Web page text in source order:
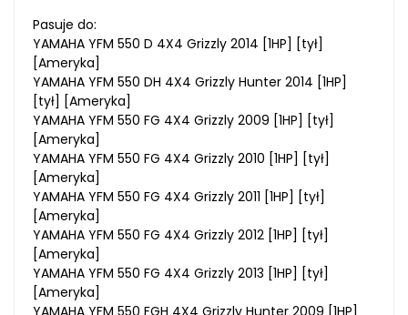
Pasuje do:
YAMAHA YFM 550 D 4X4 Grizzly 2014 [1HP] [tył]
[Ameryka]
YAMAHA YFM 550 DH 4X4 Grizzly Hunter 2014 [1HP]
[tył] [Ameryka]
YAMAHA YFM 550 FG 4X4 Grizzly 2009 [1HP] [tył]
[Ameryka]
YAMAHA YFM 550 FG 4X4 Grizzly 2010 [1HP] [tył]
[Ameryka]
YAMAHA YFM 550 FG 4X4 Grizzly 2011 [1HP] [tył]
[Ameryka]
YAMAHA YFM 550 FG 4X4 Grizzly 2012 [1HP] [tył]
[Ameryka]
YAMAHA YFM 550 FG 4X4 Grizzly 2013 [1HP] [tył]
[Ameryka]
YAMAHA YFM 550 FGH 4X4 Grizzly Hunter 2009 [1HP]